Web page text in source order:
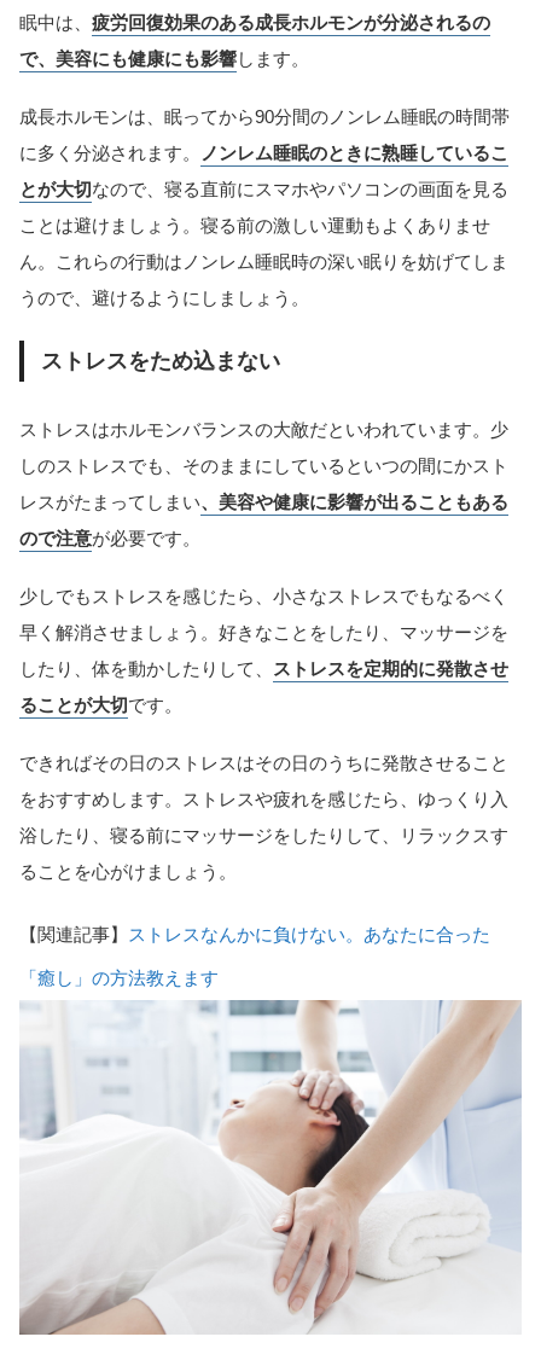
眠中は、 疲労回復効果のある成長ホルモンが分泌されるの
で、美容にも健康にも影響します。
成長ホルモンは、眠ってから90分間のノンレム睡眠の時間帯
に多く分泌されます。
ノンレム睡眠のときに熟睡しているこ
とが大切なので、寝る直前にスマホやパソコンの画面を見る
ことは避けましょう。寝る前の激しい運動もよくありませ
ん。これらの行動はノンレム睡眠時の深い眠りを妨げてしま
うので、避けるようにしましょう。
ストレスをため込まない
ストレスはホルモンバランスの大敵だといわれています。少
しのストレスでも、そのままにしているといつの間にかスト
レスがたまってしまい、美容や健康に影響が出ることもある
ので注意が必要です。
少しでもストレスを感じたら、小さなストレスでもなるべく
早く解消させましょう。好きなことをしたり、マッサージを
したり、体を動かしたりして、
ストレスを定期的に発散させ
ることが大切です。
できればその日のストレスはその日のうちに発散させること
をおすすめします。ストレスや疲れを感じたら、ゆっくり入
浴したり、寝る前にマッサージをしたりして、リラックスす
ることを心がけましょう。
【関連記事】 ストレスなんかに負けない。あなたに合った
「癒し」の方法教えます